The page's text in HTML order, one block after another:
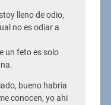
lleno de odio,
no es odiar a
un feto es solo
bueno habria
conocen, yo ahi